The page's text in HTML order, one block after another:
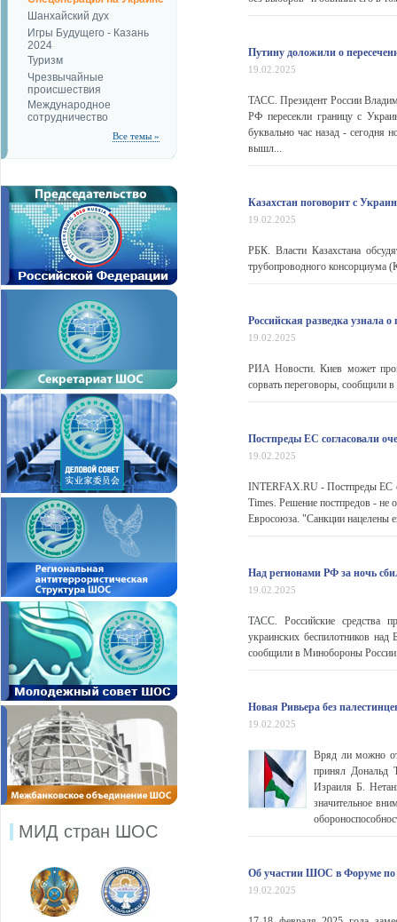
Шанхайский дух
Игры Будущего - Казань
2024
Туризм
Чрезвычайные
происшествия
Международное
сотрудничество
Все темы »
МИД стран ШОС
Путину доложили о
19.02.2025
ТАСС. Президент России
РФ пересекли границу с
буквально час назад - сегодня
вышл...
Казахстан поговорит с
19.02.2025
РБК. Власти Казахстана
трубопроводного консорциума
Российская разведка узнала
19.02.2025
РИА Новости. Киев может
сорвать переговоры, сообщили
Постпреды ЕС согласовали
19.02.2025
INTERFAX.RU - Постпреды ЕС
Times. Решение постпредов - не
Евросоюза. "Санкции нацелены
Над регионами РФ за ночь
19.02.2025
ТАСС. Российские средства
украинских беспилотников
сообщили в Минобороны
Новая Ривьера без
19.02.2025
Вряд ли можно
принял Дональд
Израиля Б.
значительное
Об участии ШОС в Форуме по
19.02.2025